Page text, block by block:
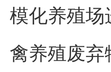
模化养殖场
禽养殖废